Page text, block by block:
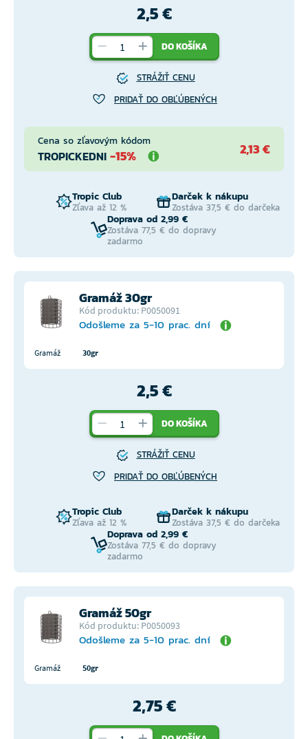
2,5 €
DO KOŠÍKA
STRÁŽIŤ CENU
PRIDAŤ DO OBĽÚBENÝCH
Cena so zľavovým kódom
TROPICKEDNI -15% 2,13 €
Tropic Club
Zľava až 12 %
Darček k nákupu
Zostáva 37,5 € do darčeka
Doprava od 2,99 €
Zostáva 77,5 € do dopravy
zadarmo
Gramáž 30gr
Kód produktu: P0050091
Odošleme za 5-10 prac. dní
Gramáž 30gr
2,5 €
DO KOŠÍKA
STRÁŽIŤ CENU
PRIDAŤ DO OBĽÚBENÝCH
Tropic Club
Zľava až 12 %
Darček k nákupu
Zostáva 37,5 € do darčeka
Doprava od 2,99 €
Zostáva 77,5 € do dopravy
zadarmo
Gramáž 50gr
Kód produktu: P0050093
Odošleme za 5-10 prac. dní
Gramáž 50gr
2,75 €